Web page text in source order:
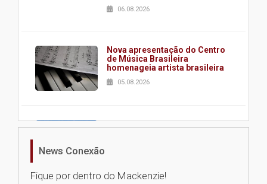
06.08.2026
Nova apresentação do Centro
de Música Brasileira
homenageia artista brasileira
05.08.2026
Universidade Mackenzie
News Conexão
Fique por dentro do Mackenzie!